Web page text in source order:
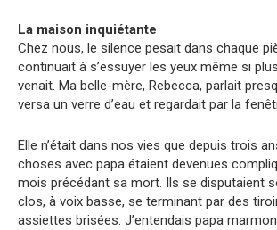
La maison inquiétante
Chez nous, le silence pesait dans chaque
continuait à s’essuyer les yeux même si
venait. Ma belle-mère, Rebecca, parlait
versa un verre d’eau et regardait par la
Elle n’était dans nos vies que depuis trois
choses avec papa étaient devenues
mois précédant sa mort. Ils se disputaient
clos, à voix basse, se terminant par des
assiettes brisées. J’entendais papa